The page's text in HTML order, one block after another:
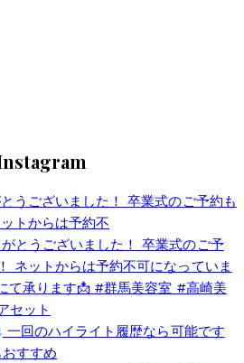
うございました！ 卒業式のご予約も
トからは予約不
一回のハイライト履歴なら可能です
すすめ